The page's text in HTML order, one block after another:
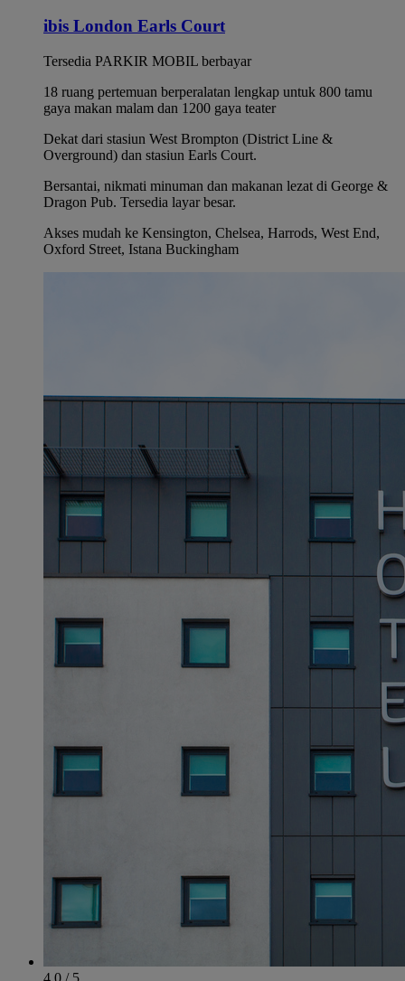
ibis London Earls Court
Tersedia PARKIR MOBIL berbayar
18 ruang pertemuan berperalatan lengkap untuk 800 tamu
gaya makan malam dan 1200 gaya teater
Dekat dari stasiun West Brompton (District Line &
Overground) dan stasiun Earls Court.
Bersantai, nikmati minuman dan makanan lezat di George &
Dragon Pub. Tersedia layar besar.
Akses mudah ke Kensington, Chelsea, Harrods, West End,
Oxford Street, Istana Buckingham
4.0 / 5